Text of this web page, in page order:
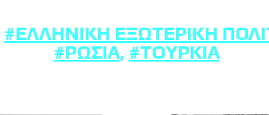
#ΕΛΛΗΝΙΚΉ ΕΞΩΤΕΡΙΚΉ
#ΡΩΣΊΑ, #ΤΟΥΡΚΊΑ